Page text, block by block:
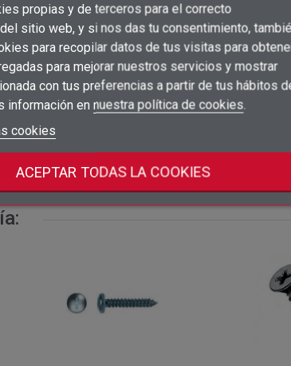
Añadir a la lista de deseos×
add_circle_outline
lista de deseos ×
de la lista de deseos
Crear lista de deseos
×
sesión para guardar productos en su lista de deseos.
propias y de terceros para el correcto
sitio web, y si nos das tu consentimiento,
para recopilar datos de tus visitas para
para mejorar nuestros servicios y mostrar
con tus preferencias a partir de tus hábitos
información en nuestra política de cookies.
cookies
ACEPTAR TODAS LA COOKIES
Precio Embalaje Acciones
para ver
unidad ud
para ver
shopping_cart